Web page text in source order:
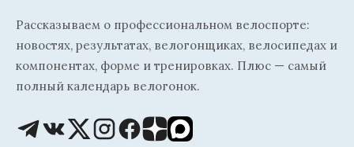
Рассказываем о профессиональном велоспорте:
новостях, результатах, велогонщиках, велосипедах и
компонентах, форме и тренировках. Плюс — самый
полный календарь велогонок.